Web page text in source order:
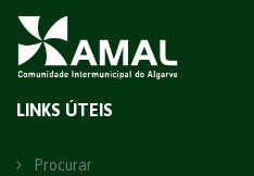
LINKS ÚTEIS
Procurar